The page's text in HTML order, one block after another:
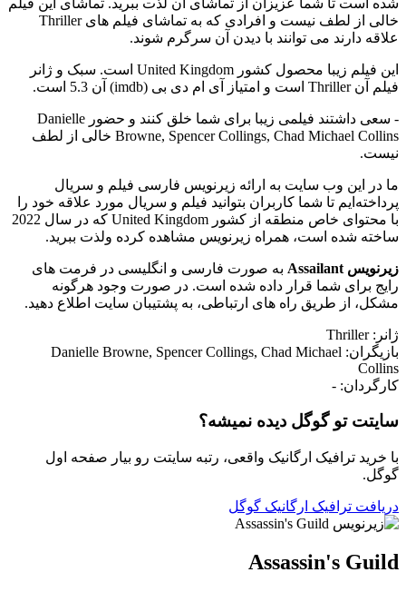
شده است تا شما عزیزان از تماشای آن لذت ببرید. تماشای این فیلم
خالی از لطف نیست و افرادی که به تماشای فیلم های Thriller
علاقه دارند می توانند با دیدن آن سرگرم شوند.
این فیلم زیبا محصول کشور United Kingdom است. سبک و ژانر
فیلم آن Thriller است و امتیاز آی ام دی بی (imdb) آن 5.3 است.
- سعی داشتند فیلمی زیبا برای شما خلق کنند و حضور Danielle
Browne, Spencer Collings, Chad Michael Collins خالی از لطف
نیست.
ما در این وب سایت به ارائه زیرنویس فارسی فیلم و سریال
پرداخته‌ایم تا شما کاربران بتوانید فیلم و سریال مورد علاقه خود را
با محتوای خاص منطقه از کشور United Kingdom که در سال 2022
ساخته شده است، همراه زیرنویس مشاهده کرده ولذت ببرید.
زیرنویس Assailant
به صورت فارسی و انگلیسی در فرمت های
رایج برای شما قرار داده شده است. در صورت وجود هرگونه
مشکل، از طریق راه های ارتباطی، به پشتیبان سایت اطلاع دهید.
ژانر: Thriller
بازیگران: Danielle Browne, Spencer Collings, Chad Michael
Collins
کارگردان: -
سایتت تو گوگل دیده نمیشه؟
با خرید ترافیک ارگانیک واقعی، رتبه سایتت رو بیار صفحه اول
گوگل.
دریافت ترافیک ارگانیک گوگل
Assassin's Guild